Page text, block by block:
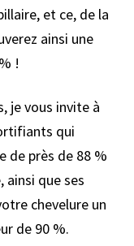
et ce, de la
ainsi une
!
je vous invite à
qui
de près de 88 %
que ses
chevelure un
de 90 %.